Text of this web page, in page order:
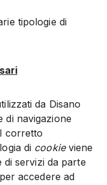
tipologie di
da Disano
di navigazione
corretto
di cookieviene
di servizi da parte
accedere ad